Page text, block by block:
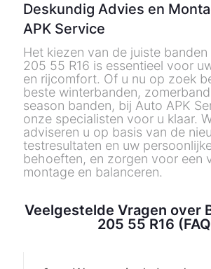
Deskundig Advies en
APK Service
Het kiezen van de juiste
205 55 R16 is essentieel voor
en rijcomfort. Of u nu op zoek
beste winterbanden,
season banden, bij Auto APK
onze specialisten voor u klaar.
adviseren u op basis van de
testresultaten en uw
behoeften, en zorgen voor een
montage en balanceren.
Veelgestelde Vragen over
205 55 R16